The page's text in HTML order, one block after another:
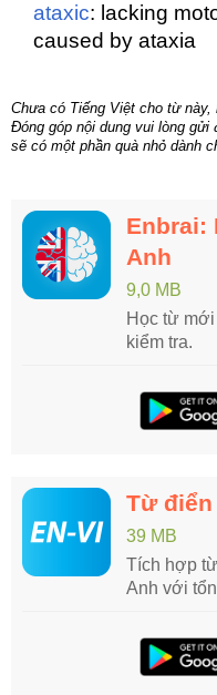
ataxic: lacking
caused by ataxia
Chưa có Tiếng Việt cho từ này,
Đóng góp nội dung vui lòng gửi
sẽ có một phần quà nhỏ dành
Enbrai:
Anh
9,0 MB
Học từ
kiểm tra.
Từ
39 MB
Tích hợp
Anh với